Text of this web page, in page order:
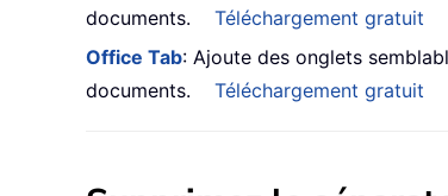
documents.
Téléchargement gratuit
Office Tab: Ajoute des onglets
documents.
Téléchargement gratuit